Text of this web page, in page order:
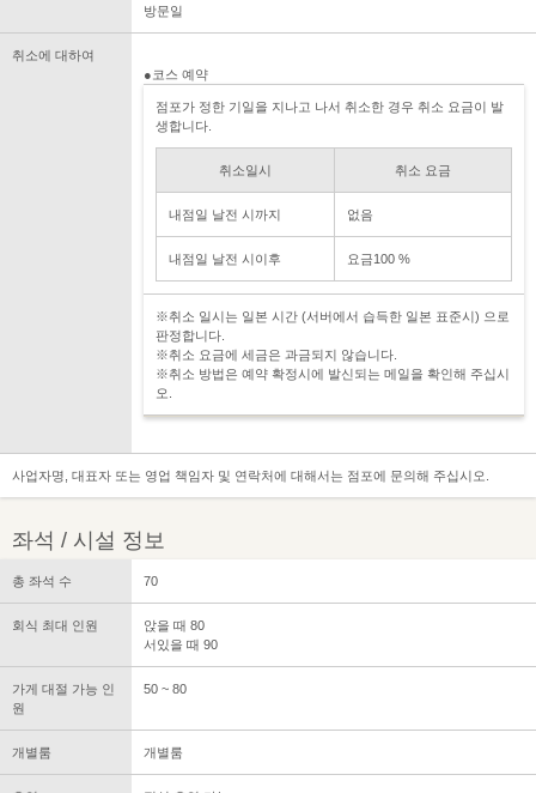
방문일
취소에 대하여
●코스 예약
점포가 정한 기일을 지나고 나서 취소한 경우 취소 요금이 발
생합니다.
취소일시 취소 요금
내점일 날전 시까지 없음
내점일 날전 시이후 요금100 %
※취소 일시는 일본 시간 (서버에서 습득한 일본 표준시) 으로
판정합니다.
※취소 요금에 세금은 과금되지 않습니다.
※취소 방법은 예약 확정시에 발신되는 메일을 확인해 주십시
오.
사업자명, 대표자 또는 영업 책임자 및 연락처에 대해서는 점포에 문의해 주십시오.
좌석 / 시설 정보
총 좌석 수 70
회식 최대 인원
앉을 때 80
서있을 때 90
가게 대절 가능 인
원
50 ~ 80
개별룸 개별룸